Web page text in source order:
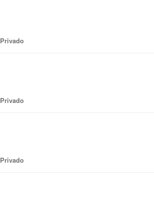
Privado
Privado
Privado